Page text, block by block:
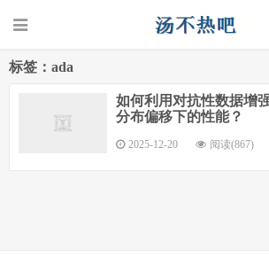
标签：ada
如何利用对抗性数据增
分布偏移下的性能？
2025-12-20 阅读(867)